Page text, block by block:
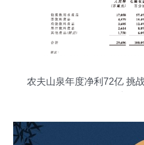
农夫山泉年度净利72亿 挑